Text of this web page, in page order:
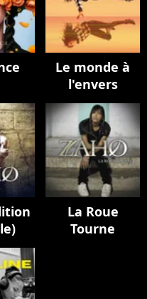
Le monde à
l'envers
La Roue
Tourne